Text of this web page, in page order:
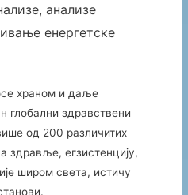
анализе
енергетске
храном и даље
глобални здравствени
од 200 различитих
здравље, егзистенцију,
широм света, истичу